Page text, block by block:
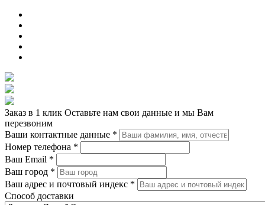
Заказ в 1 клик Оставьте нам свои данные и мы Вам
перезвоним
Ваши контактные данные *
Номер телефона *
Ваш Email *
Ваш город *
Ваш адрес и почтовый индекс *
Способ доставки